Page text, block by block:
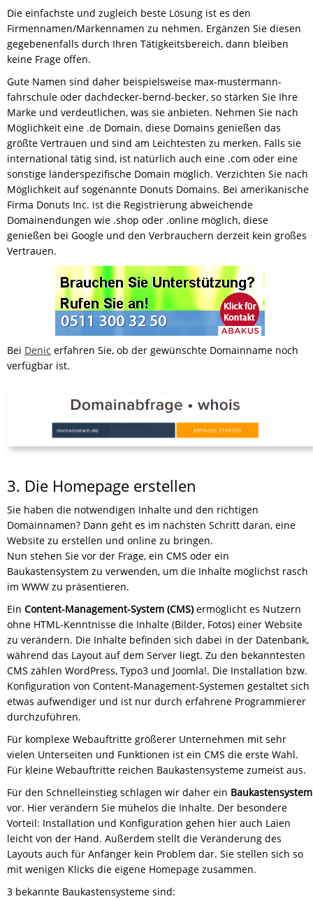
Die einfachste und zugleich beste Lösung ist es den
Firmennamen/Markennamen zu nehmen. Ergänzen Sie diesen
gegebenenfalls durch Ihren Tätigkeitsbereich, dann bleiben
keine Frage offen.
Gute Namen sind daher beispielsweise max-mustermann-
fahrschule oder dachdecker-bernd-becker, so stärken Sie Ihre
Marke und verdeutlichen, was sie anbieten. Nehmen Sie nach
Möglichkeit eine .de Domain, diese Domains genießen das
größte Vertrauen und sind am Leichtesten zu merken. Falls sie
international tätig sind, ist natürlich auch eine .com oder eine
sonstige länderspezifische Domain möglich. Verzichten Sie nach
Möglichkeit auf sogenannte Donuts Domains. Bei amerikanische
Firma Donuts Inc. ist die Registrierung abweichende
Domainendungen wie .shop oder .online möglich, diese
genießen bei Google und den Verbrauchern derzeit kein großes
Vertrauen.
Bei Denic erfahren Sie, ob der gewünschte Domainname noch
verfügbar ist.
3. Die Homepage erstellen
Sie haben die notwendigen Inhalte und den richtigen
Domainnamen? Dann geht es im nächsten Schritt daran, eine
Website zu erstellen und online zu bringen.
Nun stehen Sie vor der Frage, ein CMS oder ein
Baukastensystem zu verwenden, um die Inhalte möglichst rasch
im WWW zu präsentieren.
Ein Content-Management-System (CMS)ermöglicht es Nutzern
ohne HTML-Kenntnisse die Inhalte (Bilder, Fotos) einer Website
zu verändern. Die Inhalte befinden sich dabei in der Datenbank,
während das Layout auf dem Server liegt. Zu den bekanntesten
CMS zählen WordPress, Typo3 und Joomla!. Die Installation bzw.
Konfiguration von Content-Management-Systemen gestaltet sich
etwas aufwendiger und ist nur durch erfahrene Programmierer
durchzuführen.
Für komplexe Webauftritte größerer Unternehmen mit sehr
vielen Unterseiten und Funktionen ist ein CMS die erste Wahl.
Für kleine Webauftritte reichen Baukastensysteme zumeist aus.
Für den Schnelleinstieg schlagen wir daher ein Baukastensystem
vor. Hier verändern Sie mühelos die Inhalte. Der besondere
Vorteil: Installation und Konfiguration gehen hier auch Laien
leicht von der Hand. Außerdem stellt die Veränderung des
Layouts auch für Anfänger kein Problem dar. Sie stellen sich so
mit wenigen Klicks die eigene Homepage zusammen.
3 bekannte Baukastensysteme sind: